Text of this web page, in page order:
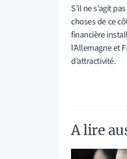
S’il ne s’agit
choses de ce
financière
l’Allemagne et
d’attractivité.
A lire